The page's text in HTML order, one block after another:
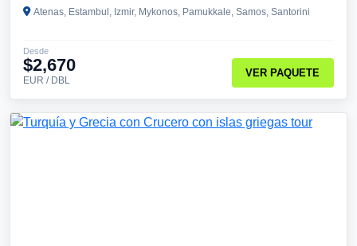
Atenas, Estambul, Izmir, Mykonos, Pamukkale, Samos, Santorini
Desde
$2,670
EUR / DBL
VER PAQUETE